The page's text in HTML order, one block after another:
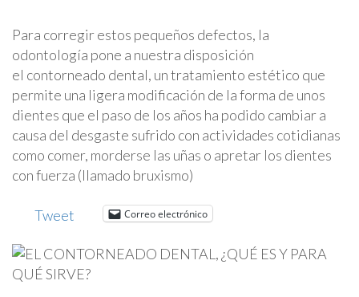
Para corregir estos pequeños defectos, la
odontología pone a nuestra disposición
el contorneado dental, un tratamiento estético que
permite una ligera modificación de la forma de unos
dientes que el paso de los años ha podido cambiar a
causa del desgaste sufrido con actividades cotidianas
como comer, morderse las uñas o apretar los dientes
con fuerza (llamado bruxismo)
Tweet Correo electrónico